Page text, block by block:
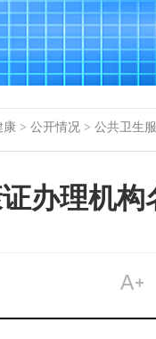
康 > 公开情况 > 公共卫生
办理机构